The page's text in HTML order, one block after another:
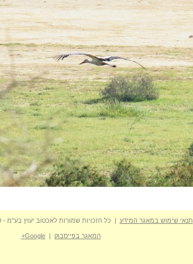
תנאי שימוש במאגר המידע | כל הזכויות שמורות לאכטוב יעוץ בע"מ - 2009-2019 © |
המאגר בפייסבוק |
Google+